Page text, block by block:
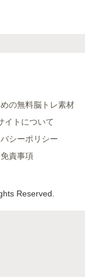
の無料脳トレ素材
イトについて
シーポリシー
免責事項
Reserved.